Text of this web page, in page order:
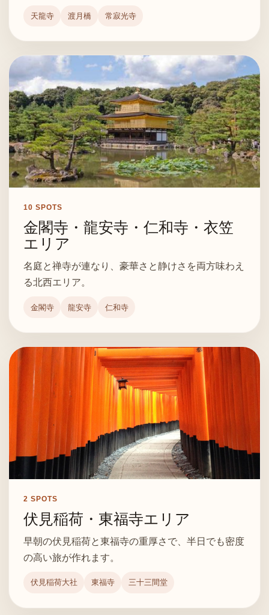
天龍寺 渡月橋 常寂光寺
10 SPOTS
金閣寺・龍安寺・仁和寺・衣笠
エリア
名庭と禅寺が連なり、豪華さと静けさを両方味わえ
る北西エリア。
金閣寺 龍安寺 仁和寺
2 SPOTS
伏見稲荷・東福寺エリア
早朝の伏見稲荷と東福寺の重厚さで、半日でも密度
の高い旅が作れます。
伏見稲荷大社 東福寺 三十三間堂